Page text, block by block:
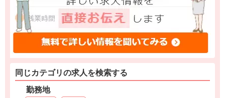
同じカテゴリの求人を検索する
勤務地